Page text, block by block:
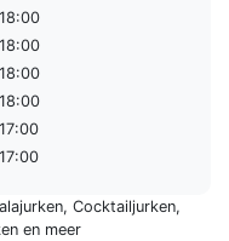
, Cocktailjurken,
en meer